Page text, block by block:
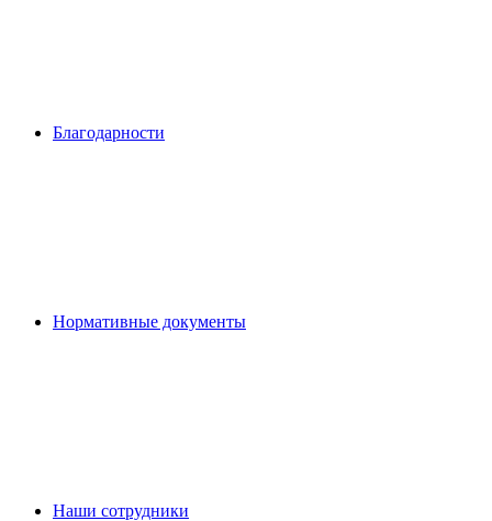
Благодарности
Нормативные документы
Наши сотрудники